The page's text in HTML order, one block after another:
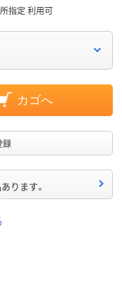
指定 利用可
カゴへ
録
ります。